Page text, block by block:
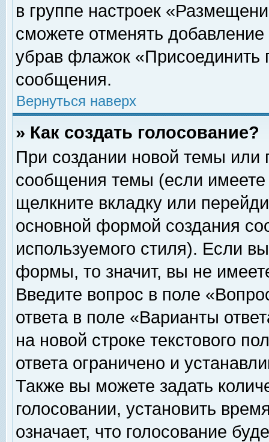
в группе настроек
сможете отменять
убрав флажок «Присоединить
сообщения.
Вернуться наверх
» Как создать голосование?
При создании новой темы или
сообщения темы (если
щелкните вкладку или
основной формой создания
используемого стиля). Если
формы, то значит, вы не
Введите вопрос в поле
ответа в поле «Варианты
на новой строке текстового
ответа ограничено и
Также вы можете задать
голосовании, установить
означает, что голосование